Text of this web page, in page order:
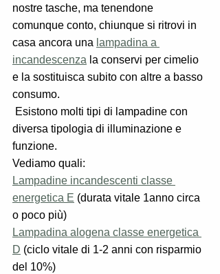
nostre tasche, ma tenendone
comunque conto, chiunque si ritrovi in
casa ancora una lampadina a
incandescenza la conservi per cimelio
e la sostituisca subito con altre a basso
consumo.
diversa tipologia di illuminazione e
funzione.
Vediamo quali:
Lampadine incandescenti classe
energetica E (durata vitale 1anno circa
o poco più)
Lampadina alogena classe energetica
D (ciclo vitale di 1-2 anni con risparmio
del 10%)